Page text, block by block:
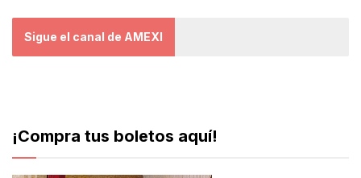
Sigue el canal de AMEXI
¡Compra tus boletos aquí!